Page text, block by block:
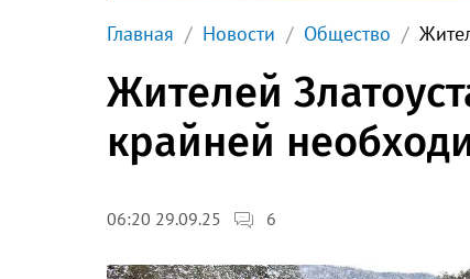
Главная Новости Общество
Жителей
крайней
06:20 29.09.25 6